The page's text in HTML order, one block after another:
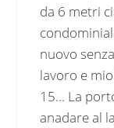
da 6 metri
nuovo
lavoro e
15… La
anadare al